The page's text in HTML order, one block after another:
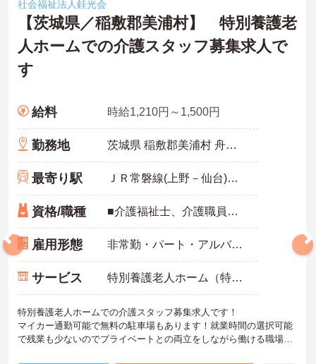
社会福祉法人銈光会
【茨城県／稲敷郡美浦村】 特別養護老
人ホームでの介護スタッフ募集求人で
す
給料 時給1,210円～1,500円
勤務地 茨城県 稲敷郡美浦村 舟子3143番1
最寄り駅 ＪＲ常磐線(上野－仙台)「荒川沖駅」バス・車19分
資格/職種 ■介護福祉士、介護職員実務者研修、介護職員初任者研修、ホームヘルパー1級、ホームヘルパー2級いずれかの資格をお持ちの方 ※無資格応相談 ※介護職経験あれば尚可
雇用形態 非常勤・パート・アルバイト
サービス 特別養護老人ホーム（特養）
特別養護老人ホームでの介護スタッフ募集求人です！
マイカー通勤可能で無料の駐車場もあります！就業時間の選択可能
で残業も少ないのでプライベートとの両立をしながら働ける職場で